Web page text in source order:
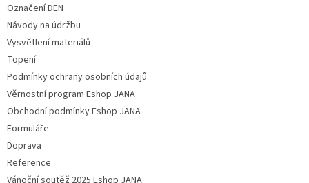
Označení DEN
Návody na údržbu
Vysvětlení materiálů
Topení
Podmínky ochrany osobních údajů
Věrnostní program Eshop JANA
Obchodní podmínky Eshop JANA
Formuláře
Doprava
Reference
Vánoční soutěž 2025 Eshop JANA